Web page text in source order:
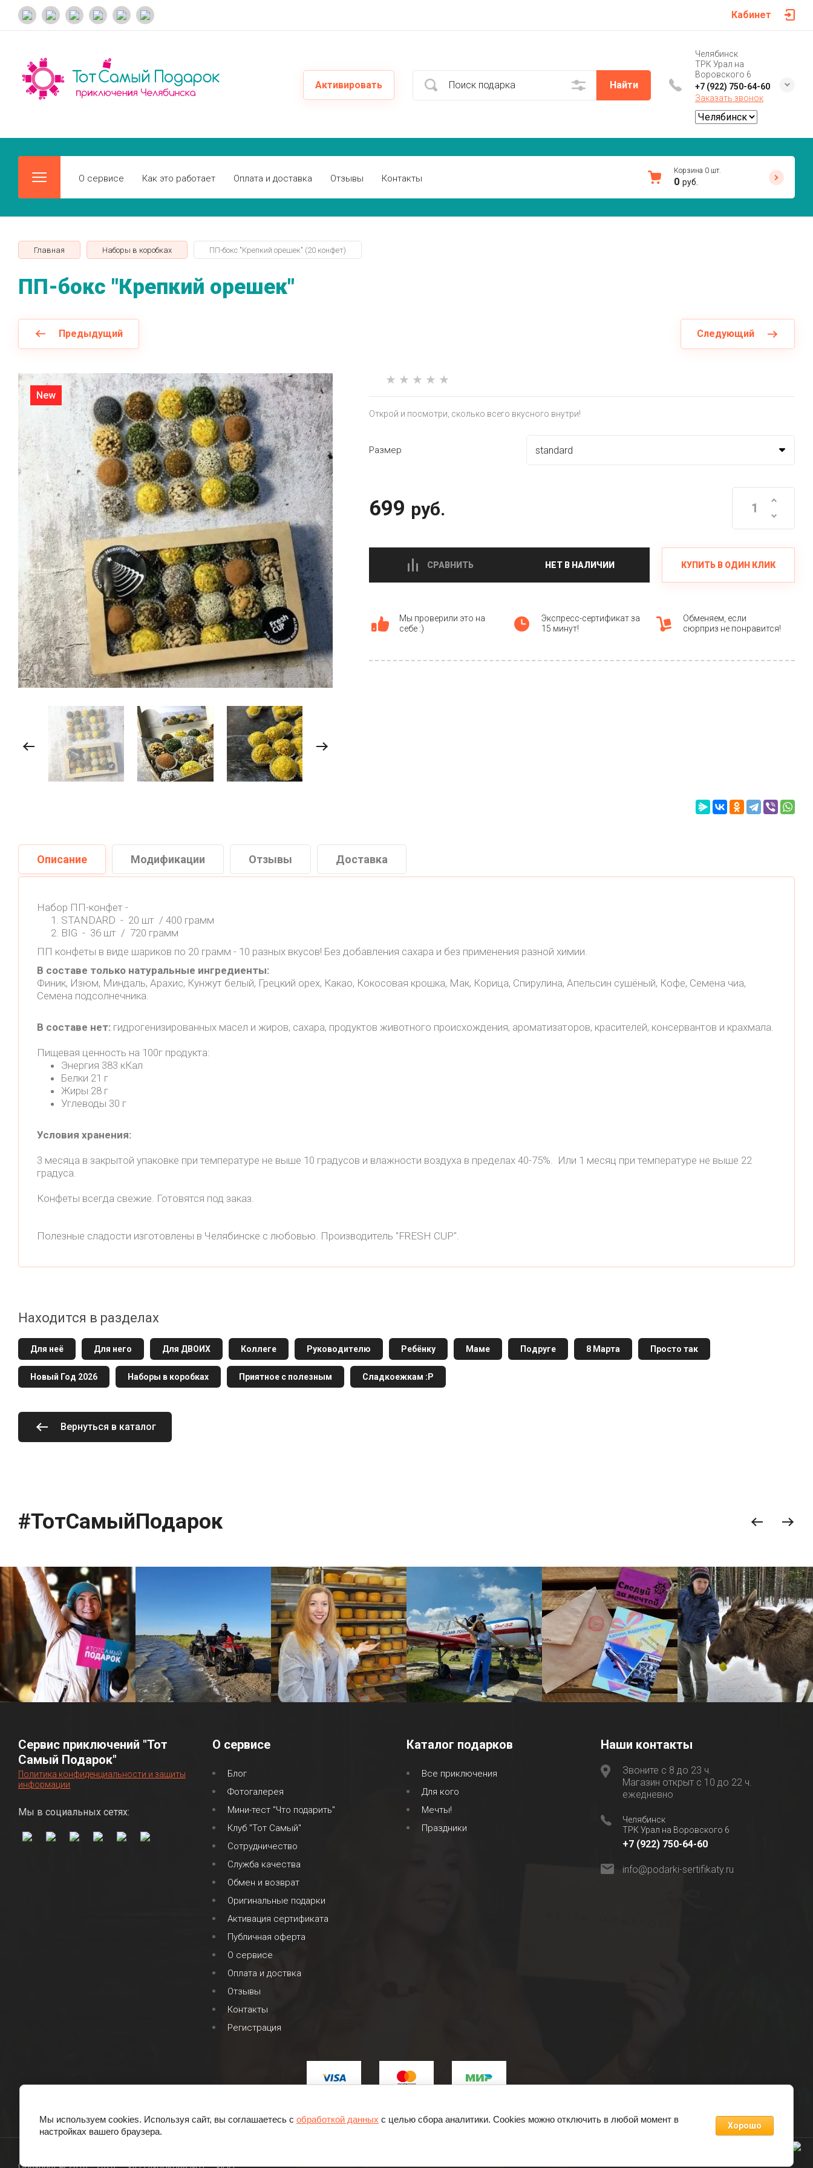
Кабинет
Активировать Найти
Челябинск
ТРК Урал на
Воровского 6
+7 (922) 750-64-60
Заказать звонок
О сервисе Как это работает Оплата и доставка Отзывы Контакты
Корзина 0 шт.
0 руб.
Главная Наборы в коробках ПП-бокс "Крепкий орешек" (20 конфет)
ПП-бокс "Крепкий орешек"
Предыдущий Следующий
New
Открой и посмотри, сколько всего вкусного внутри!
Размер
699 руб.
СРАВНИТЬ НЕТ В НАЛИЧИИ КУПИТЬ В ОДИН КЛИК
Мы проверили это на
себе :)
Экспресс-сертификат за
15 минут!
Обменяем, если
сюрприз не понравится!
Описание Модификации Отзывы Доставка
Набор ПП-конфет -
STANDARD - 20 шт / 400 грамм
BIG - 36 шт / 720 грамм
ПП конфеты в виде шариков по 20 грамм - 10 разных вкусов! Без добавления сахара и без применения разной химии.
В составе только натуральные ингредиенты:
Финик, Изюм, Миндаль, Арахис, Кунжут белый, Грецкий орех, Какао, Кокосовая крошка, Мак, Корица, Спирулина, Апельсин сушёный, Кофе, Семена чиа,
Семена подсолнечника.
В составе нет: гидрогенизированных масел и жиров, сахара, продуктов животного происхождения, ароматизаторов, красителей, консервантов и крахмала.
Пищевая ценность на 100г продукта:
Энергия 383 кКал
Белки 21 г
Жиры 28 г
Углеводы 30 г
Условия хранения:
3 месяца в закрытой упаковке при температуре не выше 10 градусов и влажности воздуха в пределах 40-75%. Или 1 месяц при температуре не выше 22
градуса.
Конфеты всегда свежие. Готовятся под заказ.
Полезные сладости изготовлены в Челябинске с любовью. Производитель "FRESH CUP".
Находится в разделах
Для неё Для него Для ДВОИХ Коллеге Руководителю Ребёнку Маме Подруге 8 Марта Просто так
Новый Год 2026 Наборы в коробках Приятное с полезным Сладкоежкам :Р
Вернуться в каталог
#ТотСамыйПодарок
Сервис приключений "Тот
Самый Подарок"
Политика конфиденциальности и защиты
информации
Мы в социальных сетях:
О сервисе
Блог
Фотогалерея
Мини-тест "Что подарить"
Клуб "Тот Самый"
Сотрудничество
Служба качества
Обмен и возврат
Оригинальные подарки
Активация сертификата
Публичная оферта
О сервисе
Оплата и доствка
Отзывы
Контакты
Регистрация
Каталог подарков
Все приключения
Для кого
Мечты!
Праздники
Наши контакты
Звоните с 8 до 23 ч.
Магазин открыт с 10 до 22 ч.
ежедневно
Челябинск
ТРК Урал на Воровского 6
+7 (922) 750-64-60
info@podarki-sertifikaty.ru
Мы используем cookies. Используя сайт, вы соглашаетесь с обработкой данных с целью сбора аналитики. Cookies можно отключить в любой момент в
настройках вашего браузера.
Хорошо